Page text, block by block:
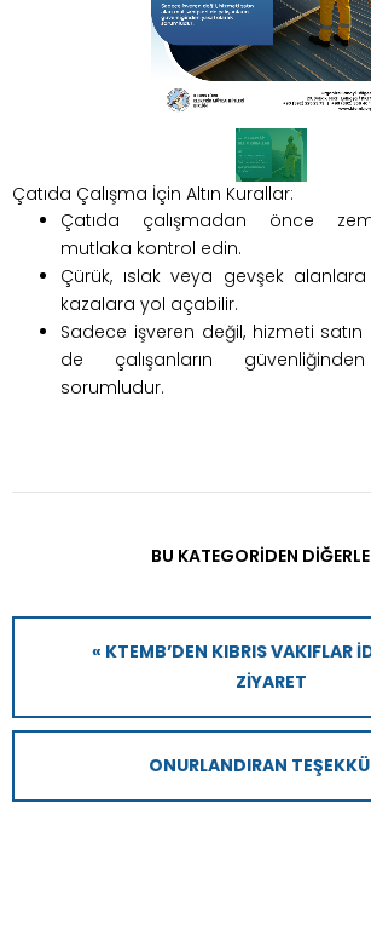
Çatıda Çalışma İçin Altın Kurallar:
Çatıda çalışmadan önce
mutlaka kontrol edin.
Çürük, ıslak veya gevşek
kazalara yol açabilir.
Sadece işveren değil, hizmeti
de çalışanların
sorumludur.
BU KATEGORIDEN
« KTEMB’DEN KIBRIS VAKIFLAR
ZIYARET
ONURLANDIRAN